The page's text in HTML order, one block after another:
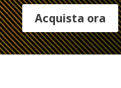
Acquista ora